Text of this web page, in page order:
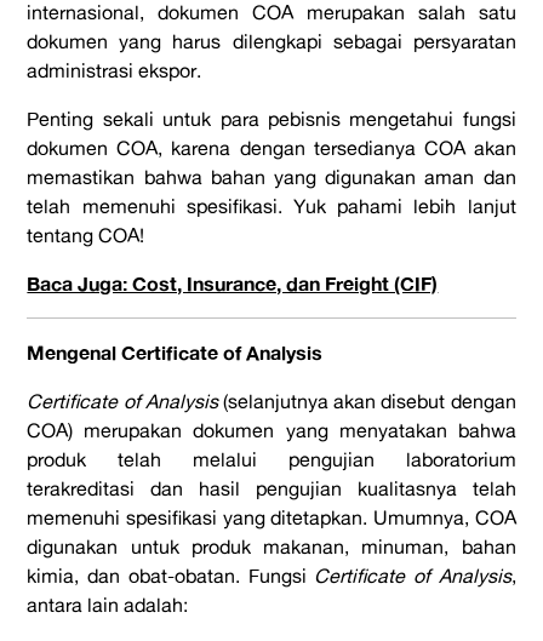
internasional, dokumen COA merupakan salah satu
dokumen yang harus dilengkapi sebagai persyaratan
administrasi ekspor.
Penting sekali untuk para pebisnis mengetahui fungsi
dokumen COA, karena dengan tersedianya COA akan
memastikan bahwa bahan yang digunakan aman dan
telah memenuhi spesifikasi. Yuk pahami lebih lanjut
tentang COA!
Baca Juga: Cost, Insurance, dan Freight (CIF)
Mengenal Certificate of Analysis
Certificate of Analysis(selanjutnya akan disebut dengan
COA) merupakan dokumen yang menyatakan bahwa
produk telah melalui pengujian laboratorium
terakreditasi dan hasil pengujian kualitasnya telah
memenuhi spesifikasi yang ditetapkan. Umumnya, COA
digunakan untuk produk makanan, minuman, bahan
kimia, dan obat-obatan. Fungsi Certificate of Analysis,
antara lain adalah: